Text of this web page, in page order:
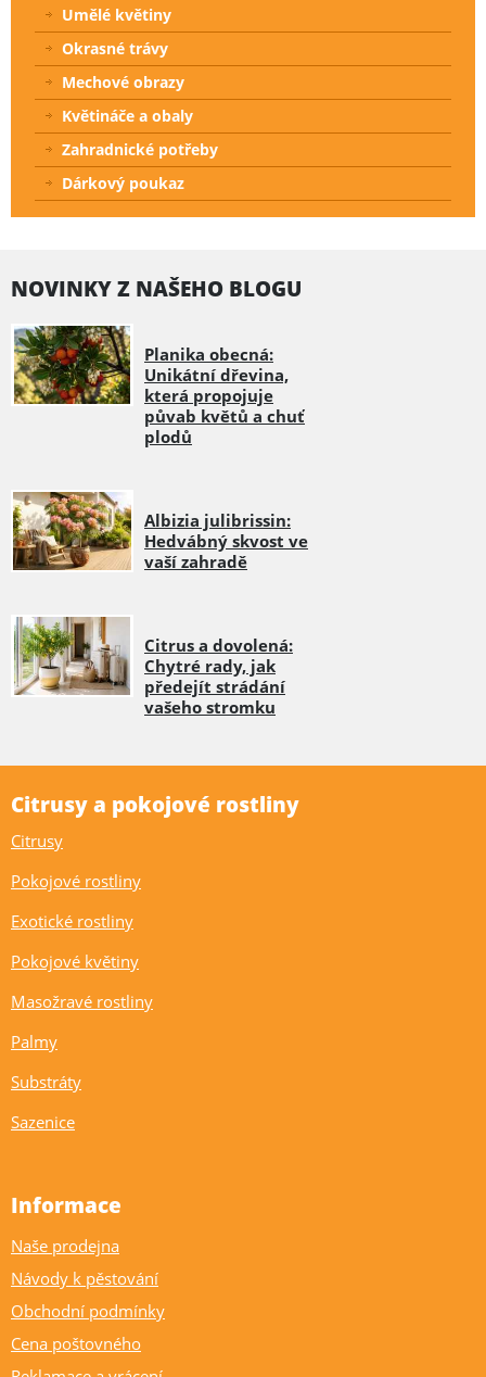
Umělé květiny
Okrasné trávy
Mechové obrazy
Květináče a obaly
Zahradnické potřeby
Dárkový poukaz
NOVINKY Z NAŠEHO BLOGU
Planika obecná:
Unikátní dřevina,
která propojuje
půvab květů a chuť
plodů
Albizia julibrissin:
Hedvábný skvost ve
vaší zahradě
Citrus a dovolená:
Chytré rady, jak
předejít strádání
vašeho stromku
Citrusy a pokojové rostliny
Citrusy
Pokojové rostliny
Exotické rostliny
Pokojové květiny
Masožravé rostliny
Palmy
Substráty
Sazenice
Informace
Naše prodejna
Návody k pěstování
Obchodní podmínky
Cena poštovného